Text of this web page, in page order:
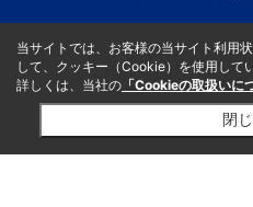
当サイトでは、お客様の当サイト利用
して、クッキー（Cookie）を使用して
詳しくは、当社の 「Cookieの取扱いに
閉